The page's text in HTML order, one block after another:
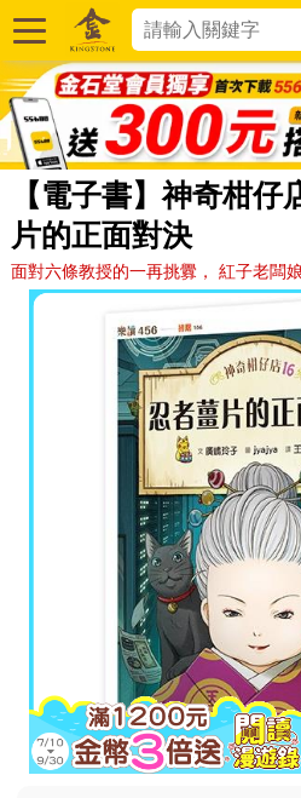
【電子書】神奇柑
片的正面對決
面對六條教授的一再挑釁， 紅子老闆